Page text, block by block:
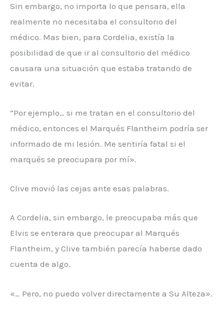
Sin embargo, no importa lo que pensara, ella
realmente no necesitaba el consultorio del
médico. Mas bien, para Cordelia, existía la
posibilidad de que ir al consultorio del médico
causara una situación que estaba tratando de
evitar.
“Por ejemplo… si me tratan en el consultorio del
médico, entonces el Marqués Flantheim podría ser
informado de mi lesión. Me sentiría fatal si el
marqués se preocupara por mí».
Clive movió las cejas ante esas palabras.
A Cordelia, sin embargo, le preocupaba más que
Elvis se enterara que preocupar al Marqués
Flantheim, y Clive también parecía haberse dado
cuenta de algo.
«… Pero, no puedo volver directamente a Su Alteza».